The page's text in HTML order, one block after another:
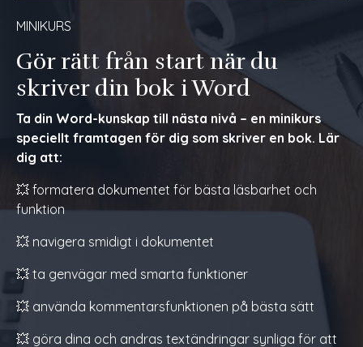
MINIKURS
Gör rätt från start när du
skriver din bok i Word
Ta din Word-kunskap till nästa nivå – en minikurs
speciellt framtagen för dig som skriver en bok. Lär
dig att:
💥 formatera dokumentet för bästa läsbarhet och
funktion
💥 navigera smidigt i dokumentet
💥 ta genvägar med smarta funktioner
💥 använda kommentarsfunktionen på bästa sätt
💥 göra dina och andras textändringar synliga för att